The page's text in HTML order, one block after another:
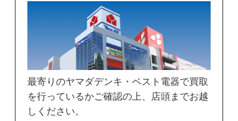
最寄りのヤマダデンキ・ベスト電器で買取
を行っているかご確認の上、店頭までお越
しください。